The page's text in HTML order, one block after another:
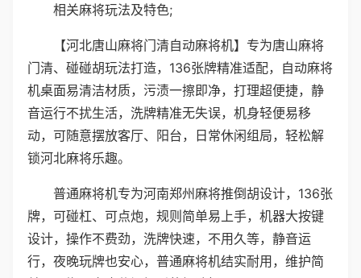
相关麻将玩法及特色;
【河北唐山麻将门清自动麻将机】专为唐山麻将
门清、碰碰胡玩法打造，136张牌精准适配，自动麻将
机桌面易清洁材质，污渍一擦即净，打理超便捷，静
音运行不扰生活，洗牌精准无失误，机身轻便易移
动，可随意摆放客厅、阳台，日常休闲组局，轻松解
锁河北麻将乐趣。
普通麻将机专为河南郑州麻将推倒胡设计，136张
牌，可碰杠、可点炮，规则简单易上手，机器大按键
设计，操作不费劲，洗牌快速，不用久等，静音运
行，夜晚玩牌也安心，普通麻将机结实耐用，维护简